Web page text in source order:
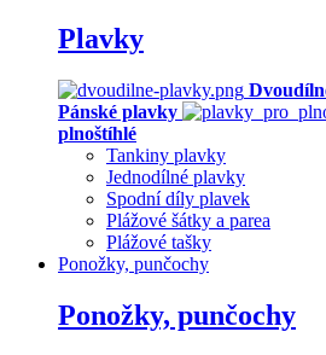
Plavky
Pánské plavky
plnoštíhlé
Tankiny plavky
Jednodílné plavky
Spodní díly plavek
Plážové šátky a parea
Plážové tašky
Ponožky, punčochy